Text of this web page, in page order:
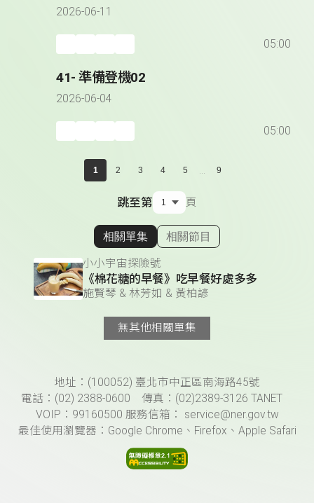
2026-06-11
05:00
41- 準備登機02
2026-06-04
05:00
1 2 3 4 5 ... 9
跳至第 頁
顯示相關單集
相關單集 相關節目
小小宇宙探險號
《棉花糖的早餐》吃早餐好處多多
施賢琴 & 林芳如 & 黃柏諺
無其他相關單集
頁尾資訊地址：(100052) 臺北市中正區南海路45號
電話：(02) 2388-0600 傳真：(02)2389-3126 TANET
VOIP：99160500 服務信箱： service@ner.gov.tw
最佳使用瀏覽器：Google Chrome、Firefox、Apple Safari